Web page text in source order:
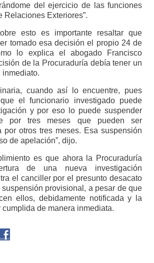
del ejercicio de las funciones
Relaciones Exteriores”.
esto es importante resaltar que
tomado esa decisión el propio 24 de
lo explica el abogado Francisco
de la Procuraduría debía tener un
inmediato.
cuando así lo encuentre, pues
el funcionario investigado puede
y por eso lo puede suspender
por tres meses que pueden ser
por otros tres meses. Esa suspensión
de apelación”, dijo.
es que ahora la Procuraduría
de una nueva investigación
el canciller por el presunto desacato
provisional, a pesar de que
ellos, debidamente notificada y la
cumplida de manera inmediata.